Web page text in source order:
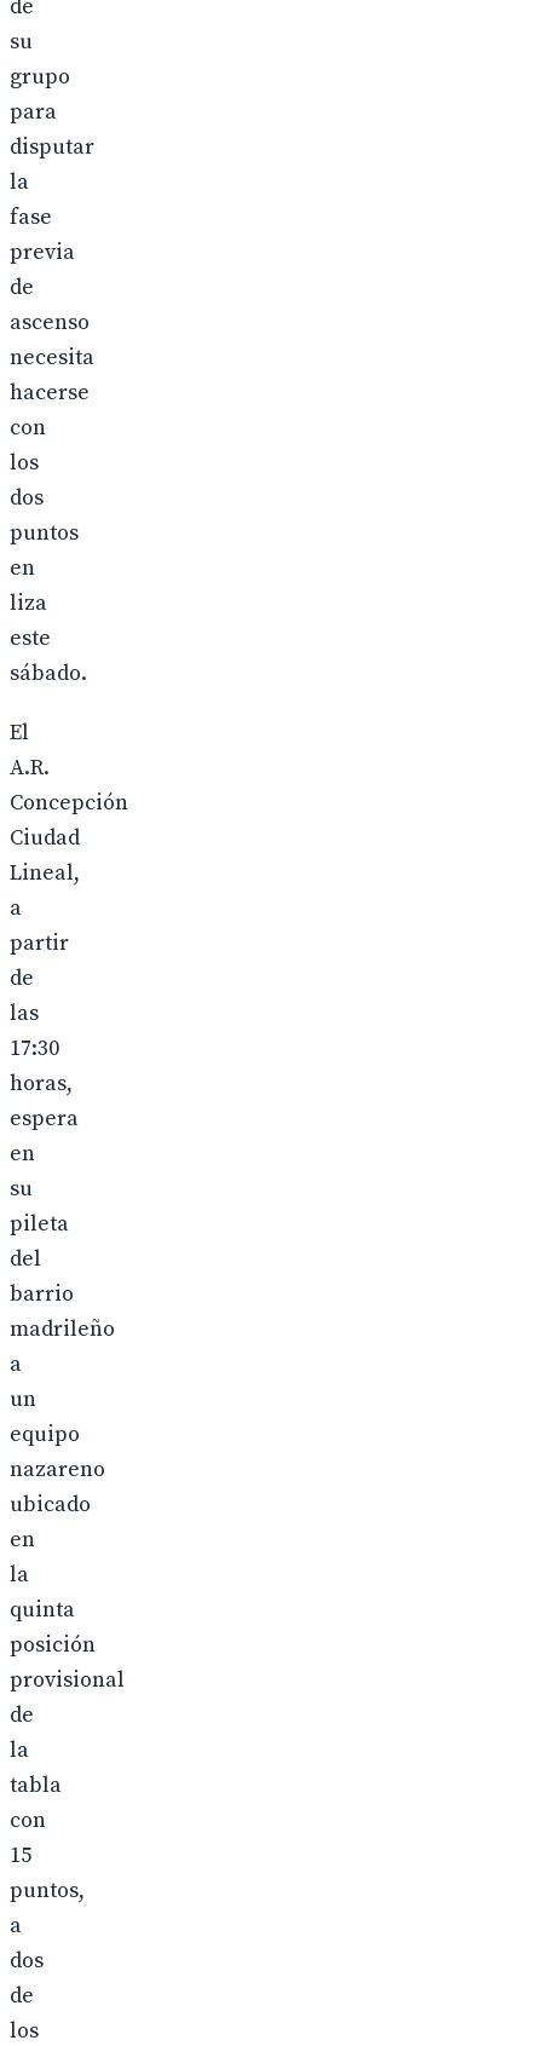
de
su
grupo
para
disputar
la
fase
previa
de
ascenso
necesita
hacerse
con
los
dos
puntos
en
liza
este
sábado.
El
A.R.
Concepción
Ciudad
Lineal,
a
partir
de
las
17:30
horas,
espera
en
su
pileta
del
barrio
madrileño
a
un
equipo
nazareno
ubicado
en
la
quinta
posición
provisional
de
la
tabla
con
15
puntos,
a
dos
de
los